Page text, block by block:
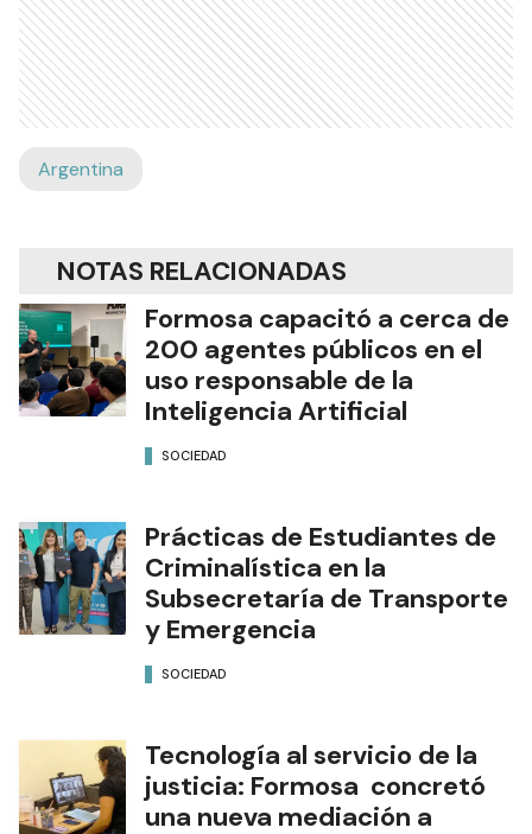
Argentina
NOTAS RELACIONADAS
Formosa capacitó a cerca de
200 agentes públicos en el
uso responsable de la
Inteligencia Artificial
SOCIEDAD
Prácticas de Estudiantes de
Criminalística en la
Subsecretaría de Transporte
y Emergencia
SOCIEDAD
Tecnología al servicio de la
justicia: Formosa concretó
una nueva mediación a